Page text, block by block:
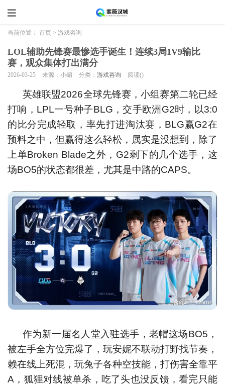
当前位置： 首页 > 游戏咨询
LOL辅助先锋赛最惨选手诞生！连续3局1V9输比
赛，观众集体打出满分
2026-03-25 来源：小编 分类： 游戏咨询 阅读()
英雄联盟2026全球先锋赛，小组赛第二轮已经
打响，LPL一号种子BLG，交手欧洲G2时，以3:0
的比分完成轻取，率先打进淘汰赛，BLG赢G2在
预料之中，但赢得这么轻松，属实是没想到，除了
上单Broken Blade之外，G2剩下的几个选手，这
场BO5的状态都很差，尤其是中路的CAPS。
作为新一届名人堂入驻选手，老帽这场BO5，
被左手全方位完爆了，玩安妮不联动打野找节奏，
赖在线上死混，玩兔子各种空技能，打伤害全靠平
A，狐狸对线被单杀，吃了头也没反馈，看完只能